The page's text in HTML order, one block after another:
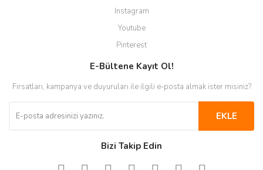
Instagram
Youtube
Pinterest
E-Bültene Kayıt Ol!
Fırsatları, kampanya ve duyuruları ile ilgili e-posta almak ister misiniz?
EKLE
Bizi Takip Edin